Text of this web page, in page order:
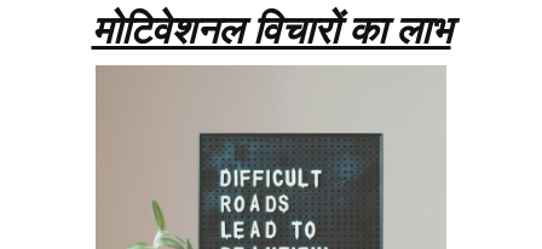
मोटिवेशनल विचारों का लाभ